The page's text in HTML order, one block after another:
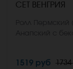
СЕТ ВЕНГРИЯ
Ролл Ижевский
васаби и
1519 руб